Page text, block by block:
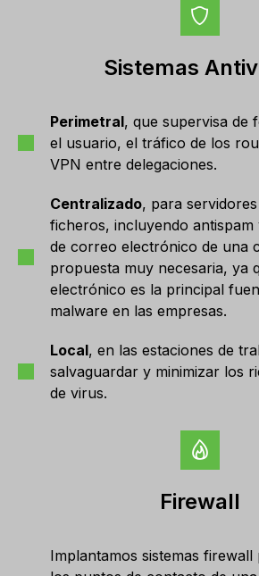
Sistemas
Perimetral, que supervisa de
el usuario, el tráfico de los
VPN entre delegaciones.
Centralizado, para
ficheros, incluyendo
de correo electrónico de una
propuesta muy necesaria, ya
electrónico es la principal
malware en las empresas.
Local, en las estaciones de
salvaguardar y minimizar los
de virus.
Firewall
Implantamos sistemas firewall